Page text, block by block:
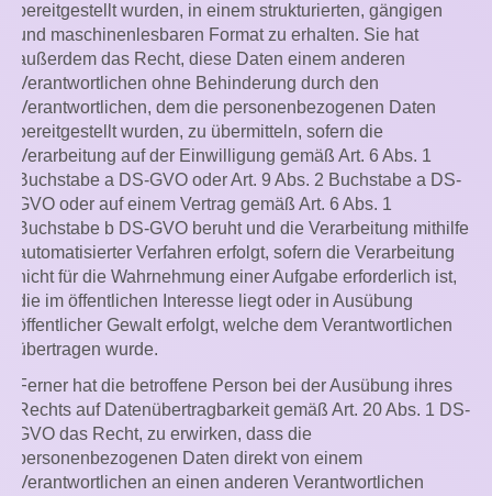
bereitgestellt wurden, in einem strukturierten, gängigen
und maschinenlesbaren Format zu erhalten. Sie hat
außerdem das Recht, diese Daten einem anderen
Verantwortlichen ohne Behinderung durch den
Verantwortlichen, dem die personenbezogenen Daten
bereitgestellt wurden, zu übermitteln, sofern die
Verarbeitung auf der Einwilligung gemäß Art. 6 Abs. 1
Buchstabe a DS-GVO oder Art. 9 Abs. 2 Buchstabe a DS-
GVO oder auf einem Vertrag gemäß Art. 6 Abs. 1
Buchstabe b DS-GVO beruht und die Verarbeitung mithilfe
automatisierter Verfahren erfolgt, sofern die Verarbeitung
nicht für die Wahrnehmung einer Aufgabe erforderlich ist,
die im öffentlichen Interesse liegt oder in Ausübung
öffentlicher Gewalt erfolgt, welche dem Verantwortlichen
übertragen wurde.
Ferner hat die betroffene Person bei der Ausübung ihres
Rechts auf Datenübertragbarkeit gemäß Art. 20 Abs. 1 DS-
GVO das Recht, zu erwirken, dass die
personenbezogenen Daten direkt von einem
Verantwortlichen an einen anderen Verantwortlichen